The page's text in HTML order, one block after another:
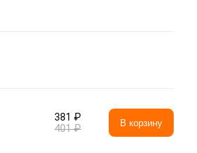
381 ₽
401 ₽
В корзину